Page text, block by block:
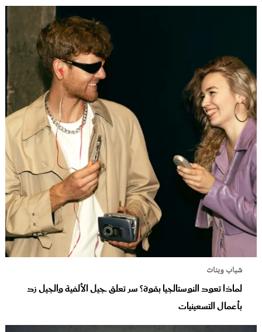
شباب وبنات
لماذا تعود النوستالجيا بقوة؟ سر تعلق جيل الألفية والجيل زد
بأعمال التسعينيات